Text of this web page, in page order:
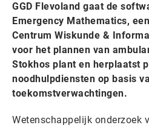
GGD Flevoland gaat de
Emergency Mathematics,
Centrum Wiskunde &
voor het plannen van
Stokhos plant en herplaatst
noodhulpdiensten op basis
toekomstverwachtingen.
Wetenschappelijk onderzoek